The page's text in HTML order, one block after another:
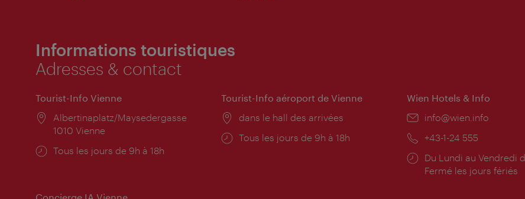
Informations touristiques
Adresses & contact
Tourist-Info Vienne
Lieu:
Albertinaplatz/Maysedergasse
1010 Vienne
Horaires
Tous les jours de 9h à 18h
Tourist-Info aéroport de Vienne
Lieu:
dans le hall des arrivées
Horaires
Tous les jours de 9h à 18h
Wien Hotels & Info
E-
info@wien.info
Téléphone:
+43-1-24 555
Horaires
d'ouverture:
Du Lundi au Vendredi
Fermé les jours fériés